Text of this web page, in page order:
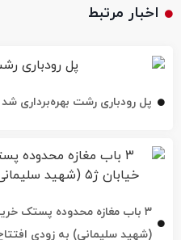
پل رودباری رشت بهره‌برداری شد